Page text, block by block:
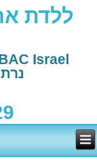
ללדת